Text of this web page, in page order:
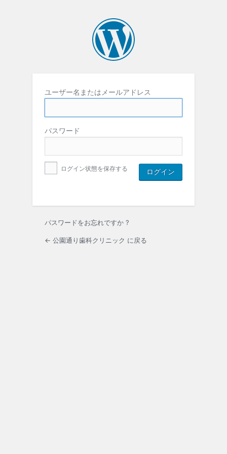
ユーザー名またはメールアドレス
パスワード
ログイン状態を保存する
パスワードをお忘れですか ?
← 公園通り歯科クリニック に戻る